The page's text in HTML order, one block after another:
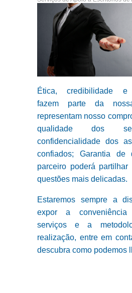
Ética, credibilidade e
fazem parte da
representam nosso
qualidade dos
confidencialidade dos
confiados; Garantia
parceiro poderá partilhar
questões mais delicadas.
Estaremos sempre a
expor a
serviços e a
realização, entre em
descubra como podemos